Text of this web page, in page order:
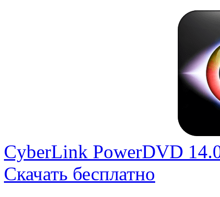
CyberLink PowerDVD
Скачать бесплатно